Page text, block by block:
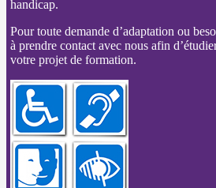
handicap.
Pour toute demande d’adaptation ou
à prendre contact avec nous afin
votre projet de formation.